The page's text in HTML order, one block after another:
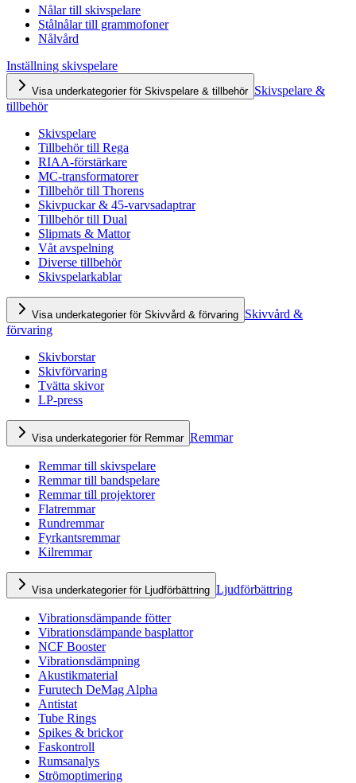
Nålar till skivspelare
Stålnålar till grammofoner
Nålvård
Inställning skivspelare
Visa underkategorier för Skivspelare & tillbehör Skivspelare &
tillbehör
Skivspelare
Tillbehör till Rega
RIAA-förstärkare
MC-transformatorer
Tillbehör till Thorens
Skivpuckar & 45-varvsadaptrar
Tillbehör till Dual
Slipmats & Mattor
Våt avspelning
Diverse tillbehör
Skivspelarkablar
Visa underkategorier för Skivvård & förvaring Skivvård &
förvaring
Skivborstar
Skivförvaring
Tvätta skivor
LP-press
Visa underkategorier för Remmar Remmar
Remmar till skivspelare
Remmar till bandspelare
Remmar till projektorer
Flatremmar
Rundremmar
Fyrkantsremmar
Kilremmar
Visa underkategorier för Ljudförbättring Ljudförbättring
Vibrationsdämpande fötter
Vibrationsdämpande basplattor
NCF Booster
Vibrationsdämpning
Akustikmaterial
Furutech DeMag Alpha
Antistat
Tube Rings
Spikes & brickor
Faskontroll
Rumsanalys
Strömoptimering